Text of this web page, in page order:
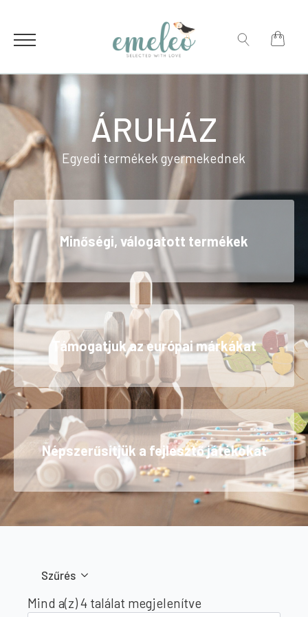
ÁRUHÁZ
Egyedi termékek gyermekednek
Minőségi, válogatott termékek
Támogatjuk az európai márkákat
Népszerűsítjük a fejlesztő játékokat
Szűrés
Mind a(z) 4 találat megjelenítve